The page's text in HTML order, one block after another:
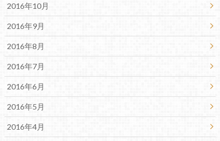
2016年10月
2016年9月
2016年8月
2016年7月
2016年6月
2016年5月
2016年4月